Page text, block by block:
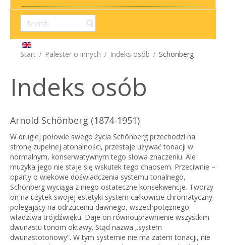
Start Palester o innych Indeks osób Schönberg
Indeks osób
Arnold Schönberg (1874-1951)
W drugiej połowie swego życia Schönberg przechodzi na
stronę zupełnej atonalności, przestaje używać tonacji w
normalnym, konserwatywnym tego słowa znaczeniu. Ale
muzyka jego nie staje się wskutek tego chaosem. Przeciwnie –
oparty o wiekowe doświadczenia systemu tonalnego,
Schönberg wyciąga z niego ostateczne konsekwencje. Tworzy
on na użytek swojej estetyki system całkowicie chromatyczny
polegający na odrzuceniu dawnego, wszechpotężnego
władztwa trójdźwięku. Daje on równouprawnienie wszystkim
dwunastu tonom oktawy. Stąd nazwa „system
dwunastotonowy”. W tym systemie nie ma zatem tonacji, nie